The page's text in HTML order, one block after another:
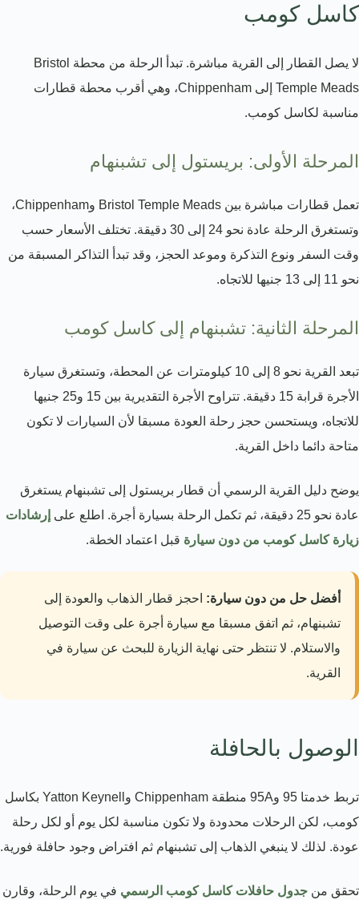
كاسل كومب
لا يصل القطار إلى القرية مباشرة. تبدأ الرحلة من محطة Bristol
Temple Meads إلى Chippenham، وهي أقرب محطة قطارات
مناسبة لكاسل كومب.
المرحلة الأولى: بريستول إلى تشبنهام
تعمل قطارات مباشرة بين Bristol Temple Meads وChippenham،
وتستغرق الرحلة عادة نحو 24 إلى 30 دقيقة. تختلف الأسعار حسب
وقت السفر ونوع التذكرة وموعد الحجز، وقد تبدأ التذاكر المسبقة من
نحو 11 إلى 13 جنيها للاتجاه.
المرحلة الثانية: تشبنهام إلى كاسل كومب
تبعد القرية نحو 8 إلى 10 كيلومترات عن المحطة، وتستغرق سيارة
الأجرة قرابة 15 دقيقة. تتراوح الأجرة التقديرية بين 15 و25 جنيها
للاتجاه، ويستحسن حجز رحلة العودة مسبقا لأن السيارات لا تكون
متاحة دائما داخل القرية.
يوضح دليل القرية الرسمي أن قطار بريستول إلى تشبنهام يستغرق
عادة نحو 25 دقيقة، ثم تكمل الرحلة بسيارة أجرة. اطلع على
إرشادات
زيارة كاسل كومب من دون سيارة قبل اعتماد الخطة.
أفضل حل من دون سيارة: احجز قطار الذهاب والعودة إلى
تشبنهام، ثم اتفق مسبقا مع سيارة أجرة على وقت التوصيل
والاستلام. لا تنتظر حتى نهاية الزيارة للبحث عن سيارة في
القرية.
الوصول بالحافلة
تربط خدمتا 95 و95A منطقة Chippenham وYatton Keynell بكاسل
كومب، لكن الرحلات محدودة ولا تكون مناسبة لكل يوم أو لكل رحلة
عودة. لذلك لا ينبغي الذهاب إلى تشبنهام ثم افتراض وجود حافلة فورية.
تحقق من جدول حافلات كاسل كومب الرسمي في يوم الرحلة، وقارن